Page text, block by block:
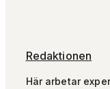
Redaktionen
Här arbetar